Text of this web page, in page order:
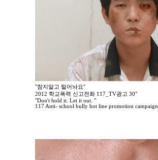
"참지말고 털어놔요"
2012 학교폭력 신고전화 117_TV광고 30"
"Don't hold it. Let it out. "
117 Anti- school bully hot line promotion campaign.